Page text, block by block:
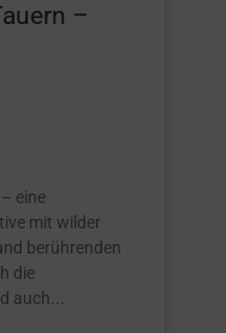
–
eine
mit wilder
berührenden
die
auch